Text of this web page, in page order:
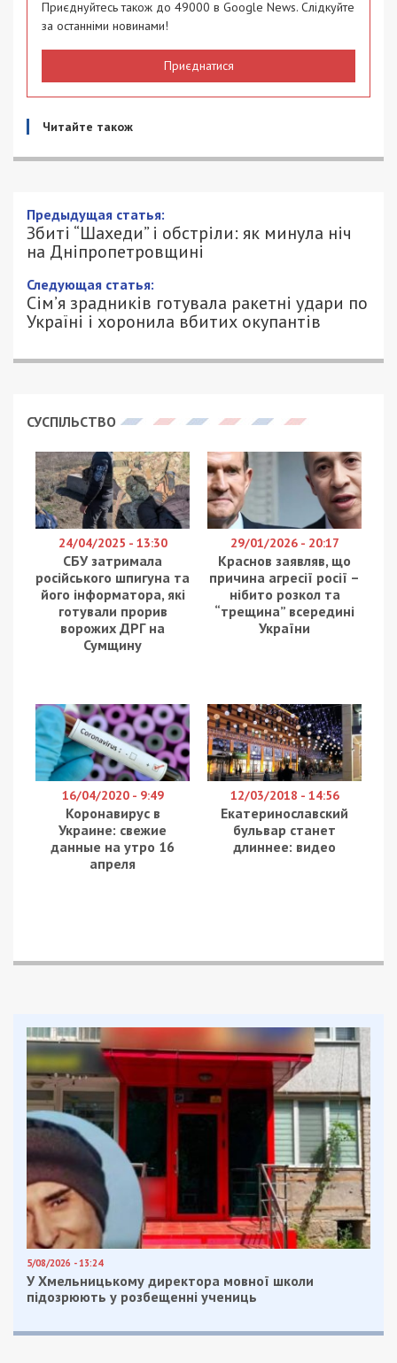
Приєднуйтесь також до 49000 в Google News. Слідкуйте
за останніми новинами!
Приєднатися
Читайте також
Збиті “Шахеди” і обстріли: як минула
ніч на Дніпропетровщині
18/03/2024 - 9:26
АННА БАУМАН - СПЕЦИАЛЬНО ДЛЯ
49000.COM.UA
1171
Пізно ввечері оборонці неба збили 2 шахеди у
Криворізькому районі. Про це повідомляє
У Кривому Розі уламки впали на п’ятиповерхівку.
Сталася пожежа, яку рятувальники приборкали.
Пошкоджений дах. Втім, самі квартири цілі. Ніхто
не постраждав.
Вибухотехніки вилучили частину ворожого
залізяччя. Аби провести роботи безпечно, вивели
майже три десятки мешканців. Тепер уламки
знищать. Люди ж вже вдома.
Тричі агресор обстрілював Нікопольщину. З
артилерії цілив по Марганецькій, Мирівській та
Червоногригорівській громадах.